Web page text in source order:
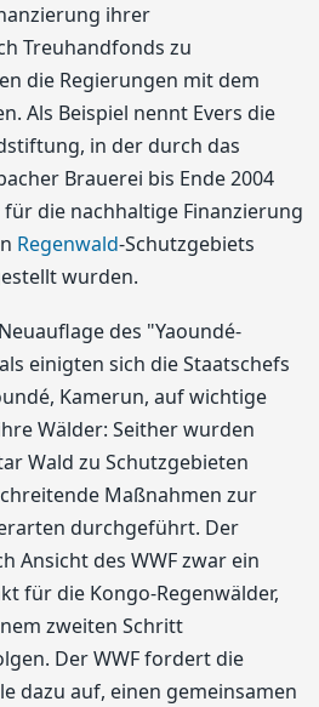
ihrer
Treuhandfonds zu
die Regierungen mit dem
Als Beispiel nennt Evers die
in der durch das
Brauerei bis Ende 2004
die nachhaltige Finanzierung
Regenwald-Schutzgebiets
wurden.
des "Yaoundé-
einigten sich die Staatschefs
Kamerun, auf wichtige
Wälder: Seither wurden
Wald zu Schutzgebieten
Maßnahmen zur
durchgeführt. Der
Ansicht des WWF zwar ein
für die Kongo-Regenwälder,
zweiten Schritt
Der WWF fordert die
dazu auf, einen gemeinsamen